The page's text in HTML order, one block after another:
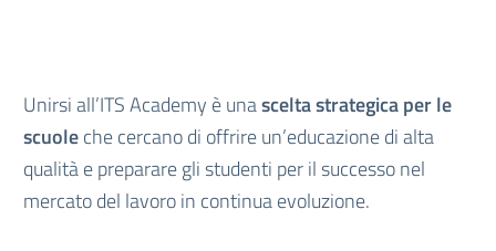
Unirsi all’ITS Academy è unascelta strategica per le
scuoleche cercano di offrire un’educazione di alta
qualità e preparare gli studenti per il successo nel
mercato del lavoro in continua evoluzione.